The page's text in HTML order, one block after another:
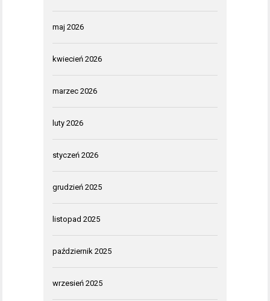
maj 2026
kwiecień 2026
marzec 2026
luty 2026
styczeń 2026
grudzień 2025
listopad 2025
październik 2025
wrzesień 2025